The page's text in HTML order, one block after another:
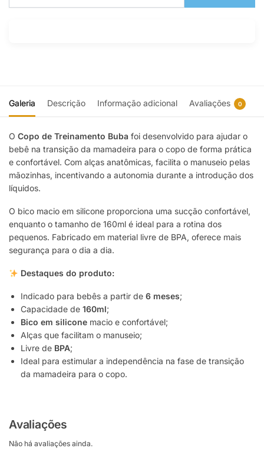
Galeria Descrição Informação adicional Avaliações 0
O Copo de Treinamento Buba foi desenvolvido para ajudar o
bebê na transição da mamadeira para o copo de forma prática
e confortável. Com alças anatômicas, facilita o manuseio pelas
mãozinhas, incentivando a autonomia durante a introdução dos
líquidos.
O bico macio em silicone proporciona uma sucção confortável,
enquanto o tamanho de 160ml é ideal para a rotina dos
pequenos. Fabricado em material livre de BPA, oferece mais
segurança para o dia a dia.
Destaques do produto:
Indicado para bebês a partir de 6 meses;
Capacidade de 160ml;
Bico em silicone macio e confortável;
Alças que facilitam o manuseio;
Livre de BPA;
Ideal para estimular a independência na fase de transição
da mamadeira para o copo.
Avaliações
Não há avaliações ainda.